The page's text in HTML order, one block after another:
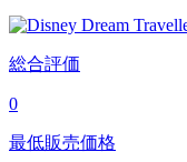
総合評価
0
最低販売価格